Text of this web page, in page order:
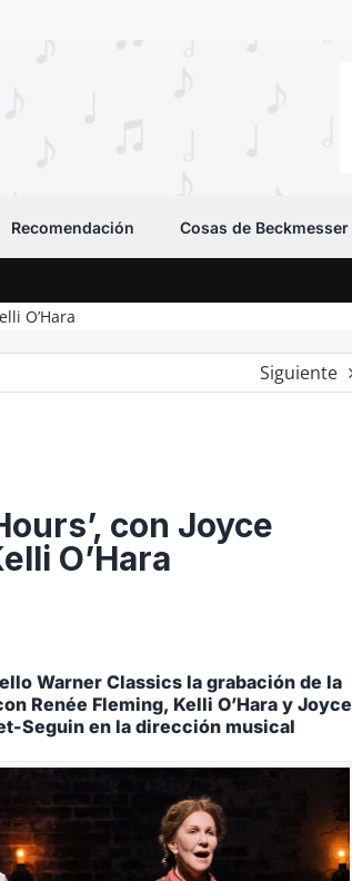
Recomendación Cosas de Beckmesser
O’Hara
Siguiente
con Joyce
O’Hara
Warner Classics la grabación de la
Renée Fleming, Kelli O’Hara y Joyce
Seguin en la dirección musical